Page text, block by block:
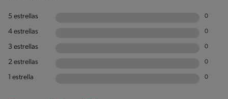
5 estrellas 0
4 estrellas 0
3 estrellas 0
2 estrellas 0
1 estrella 0